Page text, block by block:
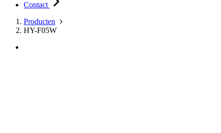
Contact
Producten
HY-F05W